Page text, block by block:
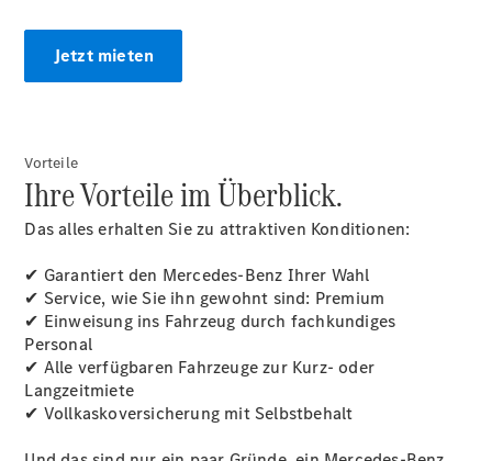
Pannen- &
Räder &
Garantie
Jetzt mieten
Vorteile
Ihre Vorteile im Überblick.
Das alles erhalten Sie zu attraktiven Konditionen:
✔ Garantiert den Mercedes-Benz Ihrer Wahl
✔ Service, wie Sie ihn gewohnt sind: Premium
✔ Einweisung ins Fahrzeug durch fachkundiges
Personal
✔ Alle verfügbaren Fahrzeuge zur Kurz- oder
Langzeitmiete
✔ Vollkaskoversicherung mit Selbstbehalt